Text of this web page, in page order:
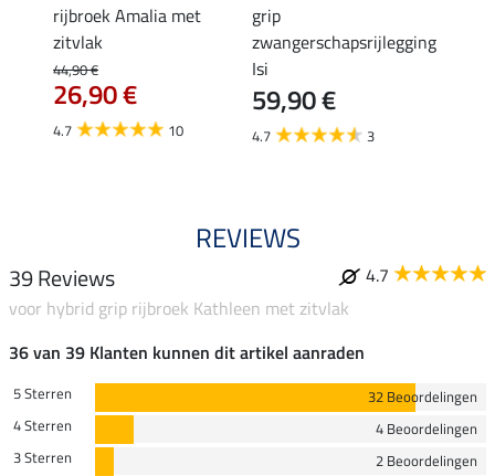
rijbroek Amalia met
zitvlak
44,90 €
26,90 €
4.7 10
grip
zwangerschapsrijlegging
Isi
59,90 €
4.7 3
REVIEWS
39 Reviews
4.7
voor hybrid grip rijbroek Kathleen met zitvlak
36 van 39 Klanten kunnen dit artikel aanraden
5 Sterren
32 Beoordelingen
4 Sterren
4 Beoordelingen
3 Sterren
2 Beoordelingen